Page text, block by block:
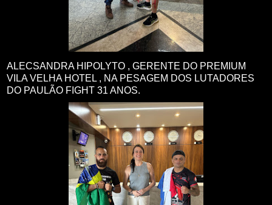
ALECSANDRA HIPOLYTO , GERENTE DO PREMIUM
VILA VELHA HOTEL , NA PESAGEM DOS LUTADORES
DO PAULÃO FIGHT 31 ANOS.